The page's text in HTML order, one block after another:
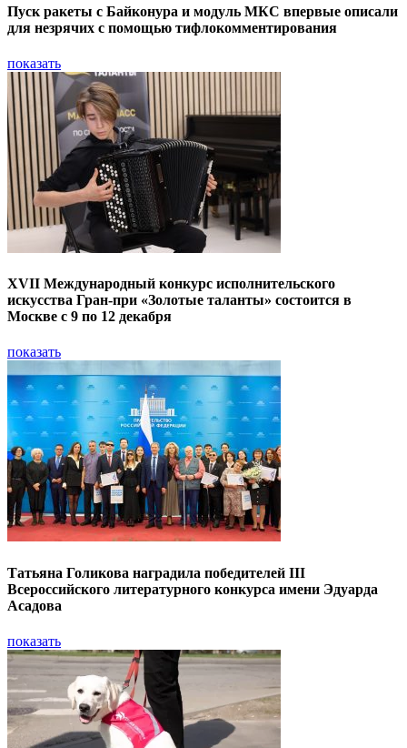
Пуск ракеты с Байконура и модуль МКС впервые описали
для незрячих с помощью тифлокомментирования
показать
XVII Международный конкурс исполнительского
искусства Гран-при «Золотые таланты» состоится в
Москве с 9 по 12 декабря
показать
Татьяна Голикова наградила победителей III
Всероссийского литературного конкурса имени Эдуарда
Асадова
показать